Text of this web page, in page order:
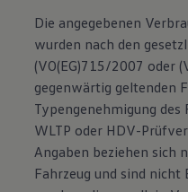
Die angegebenen
wurden nach den
(VO(EG)715/2007 oder
gegenwärtig geltenden
Typengenehmigung des
WLTP oder HDV-
Angaben beziehen sich
Fahrzeug und sind